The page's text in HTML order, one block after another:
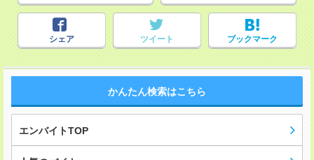
シェア ツイート ブックマーク
かんたん検索はこちら
エンバイトTOP